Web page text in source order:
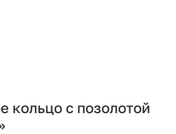
кольцо с позолотой